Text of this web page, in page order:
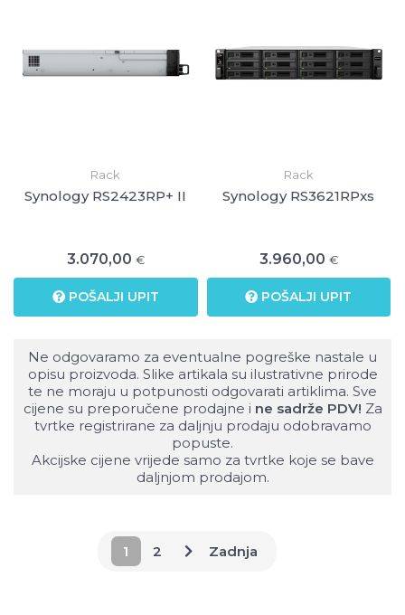
Rack
Synology RS2423RP+ II
3.070,00 €
POŠALJI UPIT
Rack
Synology RS3621RPxs
3.960,00 €
POŠALJI UPIT
Ne odgovaramo za eventualne pogreške nastale u
opisu proizvoda. Slike artikala su ilustrativne prirode
te ne moraju u potpunosti odgovarati artiklima. Sve
cijene su preporučene prodajne i ne sadrže PDV! Za
tvrtke registrirane za daljnju prodaju odobravamo
popuste.
Akcijske cijene vrijede samo za tvrtke koje se bave
daljnjom prodajom.
1 2 Zadnja